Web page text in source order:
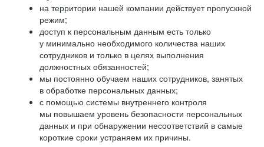
на территории нашей компании действует пропускной
режим;
доступ к персональным данным есть только
у минимально необходимого количества наших
сотрудников и только в целях выполнения
должностных обязанностей;
мы постоянно обучаем наших сотрудников, занятых
в обработке персональных данных;
с помощью системы внутреннего контроля
мы повышаем уровень безопасности персональных
данных и при обнаружении несоответствий в самые
короткие сроки устраняем их причины.